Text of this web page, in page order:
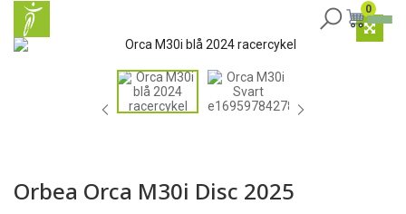
0
Orbea Orca M30i Disc 2025